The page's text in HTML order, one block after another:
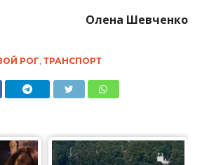
Олена Шевченко
РОГ ТРАНСПОРТ